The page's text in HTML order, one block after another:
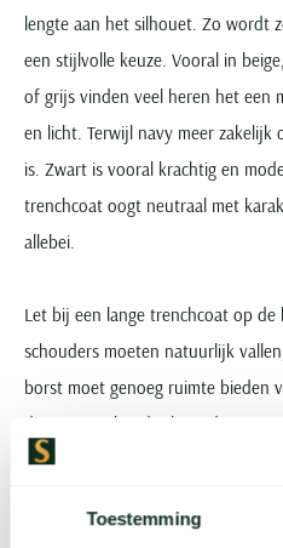
Toestemming
lengte aan het silhouet. Zo wordt
een stijlvolle keuze. Vooral in
of grijs vinden veel heren het een
en licht. Terwijl navy meer
is. Zwart is vooral krachtig en
trenchcoat oogt neutraal met
allebei.
Let bij een lange trenchcoat op de
schouders moeten natuurlijk
borst moet genoeg ruimte bieden
die er soepel onder kunt dragen.
de knopen en de mouwen moeten